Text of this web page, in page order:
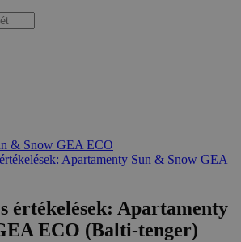
& Snow GEA ECO
Apartamenty Sun & Snow GEA
értékelések: Apartamenty
ECO (Balti-tenger)